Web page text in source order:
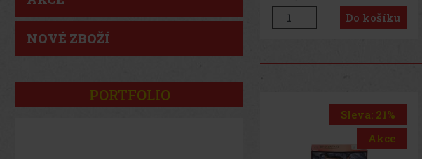
NOVÉ ZBOŽÍ
PORTFOLIO
Do košíku
Sleva: 24%
Akce